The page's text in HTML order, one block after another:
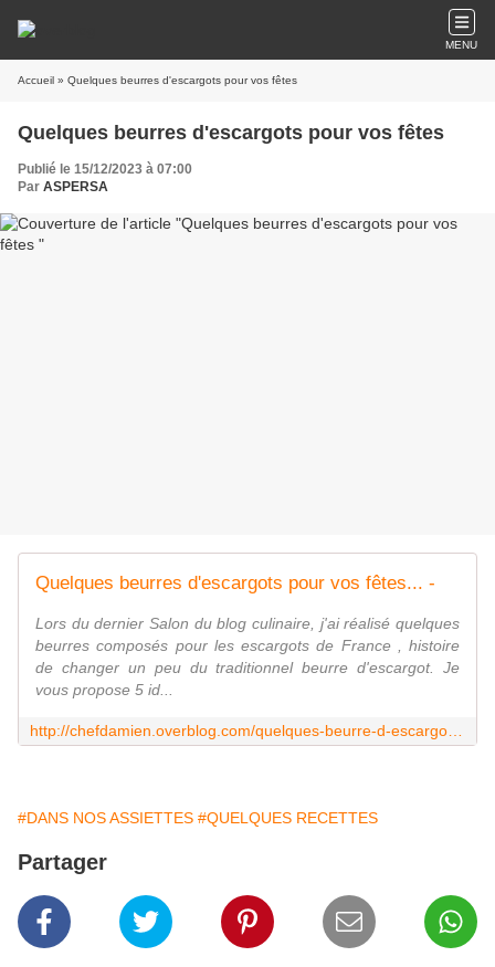
MENU
Accueil » Quelques beurres d'escargots pour vos fêtes
Quelques beurres d'escargots pour vos fêtes
Publié le 15/12/2023 à 07:00
Par ASPERSA
Quelques beurres d'escargots pour vos fêtes... -
Lors du dernier Salon du blog culinaire, j'ai réalisé quelques
beurres composés pour les escargots de France , histoire
de changer un peu du traditionnel beurre d'escargot. Je
vous propose 5 id...
#DANS NOS ASSIETTES #QUELQUES RECETTES
Partager